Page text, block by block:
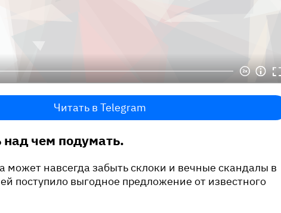
Читать в Telegram
над чем подумать.
навсегда забыть склоки и вечные скандалы в
поступило выгодное предложение от известного